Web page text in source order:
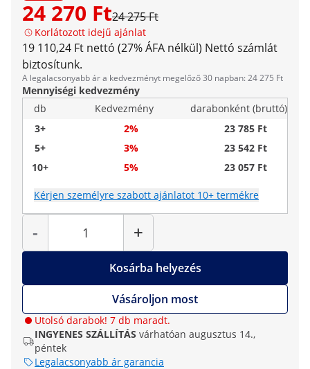
24 270 Ft24 275 Ft
Korlátozott idejű ajánlat
19 110,24 Ft nettó (27% ÁFA nélkül) Nettó számlát
biztosítunk.
A legalacsonyabb ár a kedvezményt megelőző 30 napban: 24 275 Ft
Mennyiségi kedvezmény
db
Kedvezmény
darabonként (bruttó)
3+
2%
23 785 Ft
5+
3%
23 542 Ft
10+
5% 23 057 Ft
Kérjen személyre szabott ajánlatot 10+ termékre
-
Mennyiség
+
Kosárba helyezés
Vásároljon most
Utolsó darabok! 7 db maradt.
INGYENES SZÁLLÍTÁS várhatóan augusztus 14.,
péntek
Legalacsonyabb ár garancia